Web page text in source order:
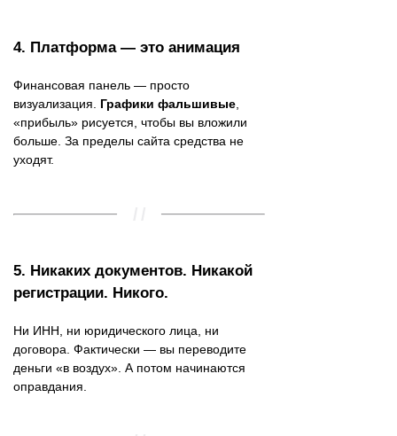
4. Платформа — это анимация
Финансовая панель — просто
визуализация. Графики фальшивые
«прибыль» рисуется, чтобы вы вложили
больше. За пределы сайта средства не
уходят.
5. Никаких документов. Никакой
регистрации. Никого.
Ни ИНН, ни юридического лица, ни
договора. Фактически — вы переводите
деньги «в воздух». А потом начинаются
оправдания.